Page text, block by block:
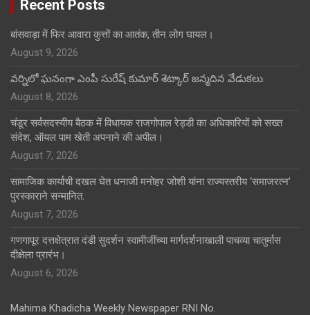
Recent Posts
बांसवाड़ा में फिर आवारा कुत्तों का आतंक, तीन लोग घायल।
August 9, 2026
వర్నిలో ఘనంగా ఎంపీ సురేష్ కుమార్ శెట్కార్ జన్మదిన వేడుకలు.
August 8, 2026
चंडूर सर्वसदस्यीय बैठक में विधायक राजगोपाल रेड्डी का अधिकारियों को सख्त
संदेश, ऑयल पाम खेती अपनाने की अपील।
August 7, 2026
सामाजिक कार्याची दखल घेत धनाजी मनोहर जोशी यांना राज्यस्तरीय ‘समाजरत्न’
पुरस्काराने सन्मानित.
August 7, 2026
गणगापूर दत्तक्षेत्रात दंडी सुदर्शन स्वामीजींच्या मार्गदर्शनाखाली पाचव्या चातुर्मास
दीक्षेला प्रारंभ।
August 6, 2026
Mahima Khadicha Weekly Newspaper RNI No.